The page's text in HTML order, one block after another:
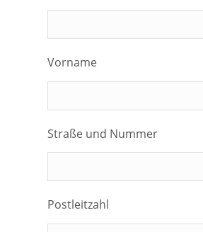
Vorname
Straße und Nummer
Postleitzahl